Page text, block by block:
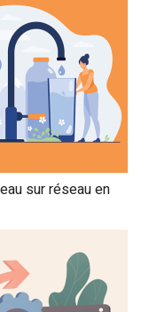
sur réseau en